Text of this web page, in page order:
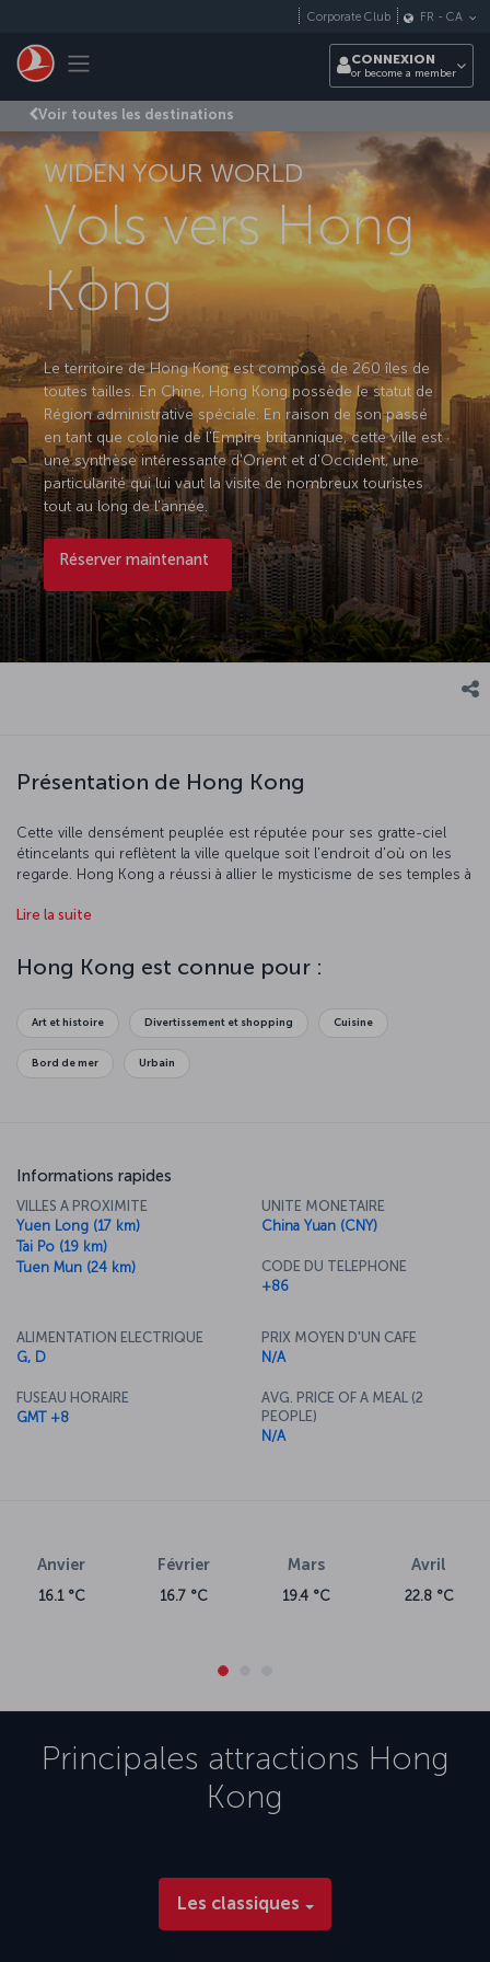
Toggle navigation
Corporate Club FR - CA
CONNEXION
or become a member
Voir toutes les destinations
WIDEN YOUR WORLD
Vols vers Hong
Kong
Le territoire de Hong Kong est composé de 260 îles de
toutes tailles. En Chine, Hong Kong possède le statut de
Région administrative spéciale. En raison de son passé
en tant que colonie de l'Empire britannique, cette ville est
une synthèse intéressante d'Orient et d'Occident, une
particularité qui lui vaut la visite de nombreux touristes
tout au long de l'année.
Réserver maintenant
Présentation de Hong Kong
Cette ville densément peuplée est réputée pour ses gratte-ciel
étincelants qui reflètent la ville quelque soit l'endroit d'où on les
regarde. Hong Kong a réussi à allier le mysticisme de ses temples à
remarquable. Commencez votre exploration de la ville par la colline
spectaculaire, puis dirigez-vous vers Hollywood Road et
Wing Lee Street pour vous imprégner des couleurs et de
choisir de plonger dans une nature luxuriante en vous promenant
le système d'escalators et de passerelles couverts centraux et mi-
Lire la suite
Hong Kong est connue pour :
Art et histoire Divertissement et shopping Cuisine
Bord de mer Urbain
Informations rapides
VILLES A PROXIMITE
Yuen Long (17 km)
Tai Po (19 km)
Tuen Mun (24 km)
UNITE MONETAIRE
China Yuan (CNY)
CODE DU TELEPHONE
+86
ALIMENTATION ELECTRIQUE
G, D
FUSEAU HORAIRE
GMT +8
PRIX MOYEN D'UN CAFE
N/A
AVG. PRICE OF A MEAL (2
PEOPLE)
N/A
Anvier
16.1 °C
Février
16.7 °C
Mars
19.4 °C
Avril
22.8 °C
Principales attractions Hong
Kong
Les classiques